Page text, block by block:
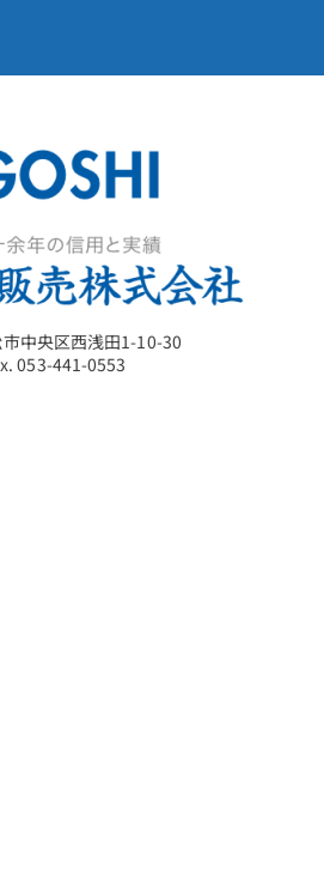
中央区西浅田1-10-30
053-441-0553